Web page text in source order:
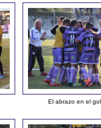
El abrazo en el